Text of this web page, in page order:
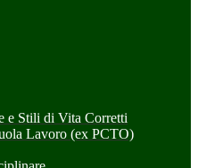
e Stili di Vita Corretti
Lavoro (ex PCTO)